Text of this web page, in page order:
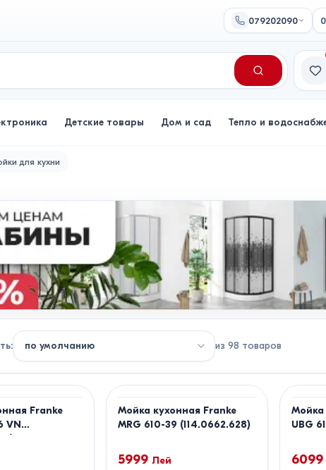
079202090
Детские товары Дом и сад Тепло и
для кухни
: из 98 товаров
Franke
VN
Мойка кухонная Franke
MRG 610-39 (114.0662.628)
5999 Лей
Мойка
UBG
6099